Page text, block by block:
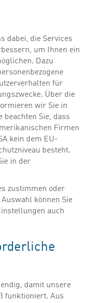
Suche verfeinern
FORSCHUNG & ENTWICKLUNG
dabei, die Services
um Ihnen ein
Dazu
für
Über die
wir Sie in
beachten Sie, dass
Firmen
kein dem EU-
besteht.
in der
zustimmen oder
können Sie
auch
damit unsere
funktioniert. Aus